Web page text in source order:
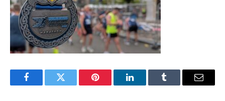
FacebookTwitter Pinterest LinkedInTumblr Email